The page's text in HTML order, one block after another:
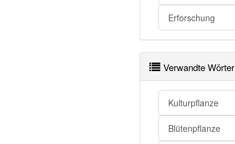
Erforschung
Verwandte Wörter
Kulturpflanze
Blütenpflanze